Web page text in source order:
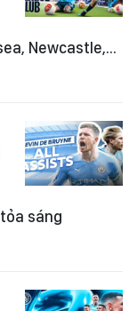
Newcastle,...
sáng